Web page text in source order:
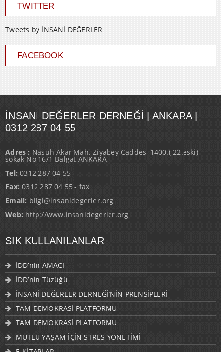
TWITTER
Tweets by İNSANİ DEĞERLER
FACEBOOK
İNSANI DEĞERLER DERNEĞI | ANKARA |
0312 287 04 55
Adres : Nasuh Akar Mah. Ziyabey Caddesi 1400.( 22.eski)
sokak No:16/1 Balgat ANKARA
Tel: 0312 287 04 55 -
Fax: 0312 287 04 55 - fax
Email: bilgi@insanidegerler.org
Web: http://www.insanidegerler.org
SIK KULLANILANLAR
İDD’nin AMACI
İDD’nin Tüzüğü
İNSANİ DEĞERLER DERNEĞİ’NİN PRENSİPLERİ
TAM DEMOKRASİ PLATFORMU
TAM DEMOKRASİ PLATFORMU
MUTLU YAŞAM İÇİN STRES YÖNETİMİ